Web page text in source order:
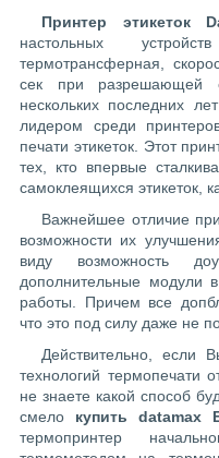
Принтер этикеток
настольных
термотрансферная,
сек при разрешающей
нескольких последних
лидером среди
печати этикеток. Этот
тех, кто впервые
самоклеящихся этикеток,
Важнейшее отличие
возможности их
виду возможность
дополнительные модули
работы. Причем все
что это под силу даже не
Действительно, если
технологий термопечати
не знаете какой способ
смело купить datamax
термопринтер